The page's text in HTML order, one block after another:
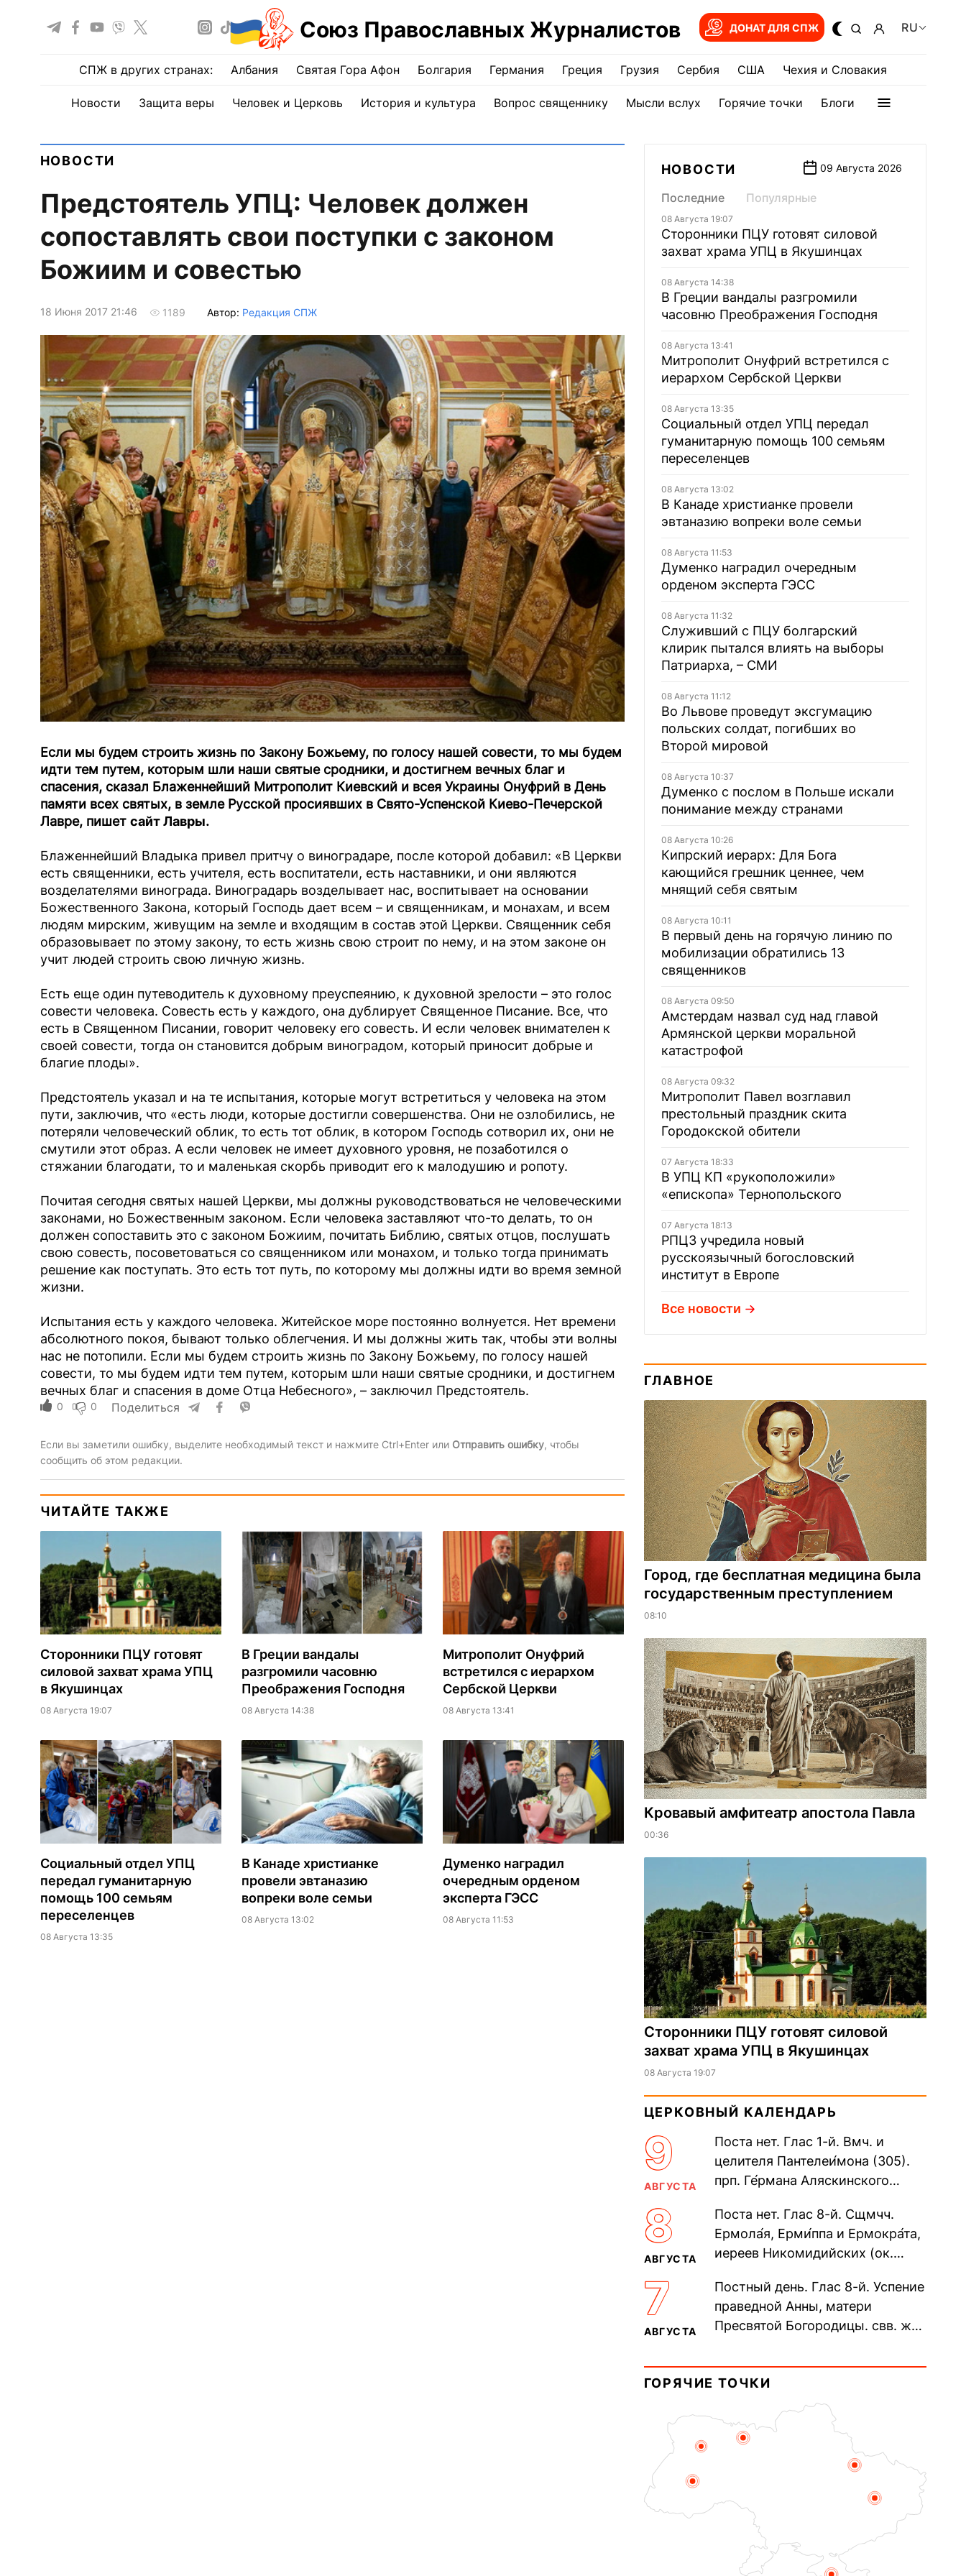
Союз Православных Журналистов ДОНАТ ДЛЯ СПЖ RU
СПЖ в других странах: Албания Святая Гора Афон Болгария Германия Греция Грузия Сербия США Чехия и Словакия
Новости Защита веры Человек и Церковь История и культура Вопрос священнику Мысли вслух Горячие точки Блоги
НОВОСТИ
Предстоятель УПЦ: Человек должен
сопоставлять свои поступки с законом
Божиим и совестью
18 Июня 2017 21:46 1189 Автор: Редакция СПЖ
Если мы будем строить жизнь по Закону Божьему, по голосу нашей совести, то мы будем
идти тем путем, которым шли наши святые сродники, и достигнем вечных благ и
спасения, сказал Блаженнейший Митрополит Киевский и всея Украины Онуфрий в День
памяти всех святых, в земле Русской просиявших в Свято-Успенской Киево-Печерской
Лавре, пишет сайт Лавры.
Блаженнейший Владыка привел притчу о виноградаре, после которой добавил: «В Церкви
есть священники, есть учителя, есть воспитатели, есть наставники, и они являются
возделателями винограда. Виноградарь возделывает нас, воспитывает на основании
Божественного Закона, который Господь дает всем – и священникам, и монахам, и всем
людям мирским, живущим на земле и входящим в состав этой Церкви. Священник себя
образовывает по этому закону, то есть жизнь свою строит по нему, и на этом законе он
учит людей строить свою личную жизнь.
Есть еще один путеводитель к духовному преуспеянию, к духовной зрелости – это голос
совести человека. Совесть есть у каждого, она дублирует Священное Писание. Все, что
есть в Священном Писании, говорит человеку его совесть. И если человек внимателен к
своей совести, тогда он становится добрым виноградом, который приносит добрые и
благие плоды».
Предстоятель указал и на те испытания, которые могут встретиться у человека на этом
пути, заключив, что «есть люди, которые достигли совершенства. Они не озлобились, не
потеряли человеческий облик, то есть тот облик, в котором Господь сотворил их, они не
смутили этот образ. А если человек не имеет духовного уровня, не позаботился о
стяжании благодати, то и маленькая скорбь приводит его к малодушию и ропоту.
Почитая сегодня святых нашей Церкви, мы должны руководствоваться не человеческими
законами, но Божественным законом. Если человека заставляют что-то делать, то он
должен сопоставить это с законом Божиим, почитать Библию, святых отцов, послушать
свою совесть, посоветоваться со священником или монахом, и только тогда принимать
решение как поступать. Это есть тот путь, по которому мы должны идти во время земной
жизни.
Испытания есть у каждого человека. Житейское море постоянно волнуется. Нет времени
абсолютного покоя, бывают только облегчения. И мы должны жить так, чтобы эти волны
нас не потопили. Если мы будем строить жизнь по Закону Божьему, по голосу нашей
совести, то мы будем идти тем путем, которым шли наши святые сродники, и достигнем
вечных благ и спасения в доме Отца Небесного», – заключил Предстоятель.
0 0 Поделиться
Если вы заметили ошибку, выделите необходимый текст и нажмите Ctrl+Enter или Отправить ошибку, чтобы
сообщить об этом редакции.
ЧИТАЙТЕ ТАКЖЕ
Сторонники ПЦУ готовят
силовой захват храма УПЦ
в Якушинцах
08 Августа 19:07
В Греции вандалы
разгромили часовню
Преображения Господня
08 Августа 14:38
Митрополит Онуфрий
встретился с иерархом
Сербской Церкви
08 Августа 13:41
Социальный отдел УПЦ
передал гуманитарную
помощь 100 семьям
переселенцев
08 Августа 13:35
В Канаде христианке
провели эвтаназию
вопреки воле семьи
08 Августа 13:02
Думенко наградил
очередным орденом
эксперта ГЭСС
08 Августа 11:53
НОВОСТИ 09 Августа 2026
Последние Популярные
08 Августа 19:07
Сторонники ПЦУ готовят силовой
захват храма УПЦ в Якушинцах
08 Августа 14:38
В Греции вандалы разгромили
часовню Преображения Господня
08 Августа 13:41
Митрополит Онуфрий встретился с
иерархом Сербской Церкви
08 Августа 13:35
Социальный отдел УПЦ передал
гуманитарную помощь 100 семьям
переселенцев
08 Августа 13:02
В Канаде христианке провели
эвтаназию вопреки воле семьи
08 Августа 11:53
Думенко наградил очередным
орденом эксперта ГЭСС
08 Августа 11:32
Служивший с ПЦУ болгарский
клирик пытался влиять на выборы
Патриарха, – СМИ
08 Августа 11:12
Во Львове проведут эксгумацию
польских солдат, погибших во
Второй мировой
08 Августа 10:37
Думенко с послом в Польше искали
понимание между странами
08 Августа 10:26
Кипрский иерарх: Для Бога
кающийся грешник ценнее, чем
мнящий себя святым
08 Августа 10:11
В первый день на горячую линию по
мобилизации обратились 13
священников
08 Августа 09:50
Амстердам назвал суд над главой
Армянской церкви моральной
катастрофой
08 Августа 09:32
Митрополит Павел возглавил
престольный праздник скита
Городокской обители
07 Августа 18:33
В УПЦ КП «рукоположили»
«епископа» Тернопольского
07 Августа 18:13
РПЦЗ учредила новый
русскоязычный богословский
институт в Европе
Все новости
ГЛАВНОЕ
Город, где бесплатная медицина была
государственным преступлением
08:10
​Кровавый амфитеатр апостола Павла
00:36
Сторонники ПЦУ готовят силовой
захват храма УПЦ в Якушинцах
08 Августа 19:07
ЦЕРКОВНЫЙ КАЛЕНДАРЬ
9
АВГУСТА
Поста нет. Глас 1-й. Вмч. и
целителя Пантелеи́мона (305).
прп. Ге́рмана Аляскинского
Николая Кочанова, Христа
ради...
8
АВГУСТА
Поста нет. Глас 8-й. Сщмчч.
Ермола́я, Ерми́ппа и Ермокра́та,
иереев Никомидийских (ок.
Печерского, в Ближних
пещерах...
7
АВГУСТА
Постный день. Глас 8-й. Успение
праведной Анны, матери
Пресвятой Богородицы. свв. жен
прп. Евпракси́и девы,...
ГОРЯЧИЕ ТОЧКИ